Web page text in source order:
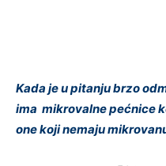
Kada je u pitanju brzo
ima mikrovalne pećnice
one koji nemaju